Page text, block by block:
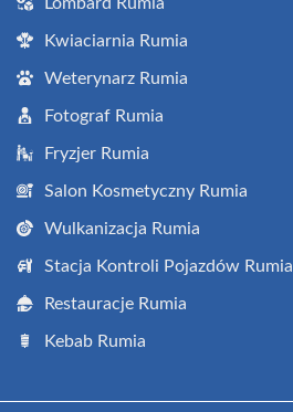
Kwiaciarnia Rumia
Weterynarz Rumia
Fotograf Rumia
Fryzjer Rumia
Salon Kosmetyczny Rumia
Wulkanizacja Rumia
Stacja Kontroli Pojazdów Rumia
Restauracje Rumia
Kebab Rumia